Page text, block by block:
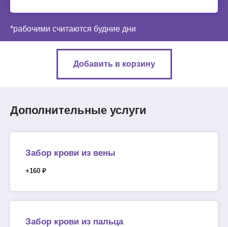
*рабочими считаются будние дни
Добавить в корзину
Дополнительные услуги
Забор крови из вены
+160 ₽
Забор крови из пальца